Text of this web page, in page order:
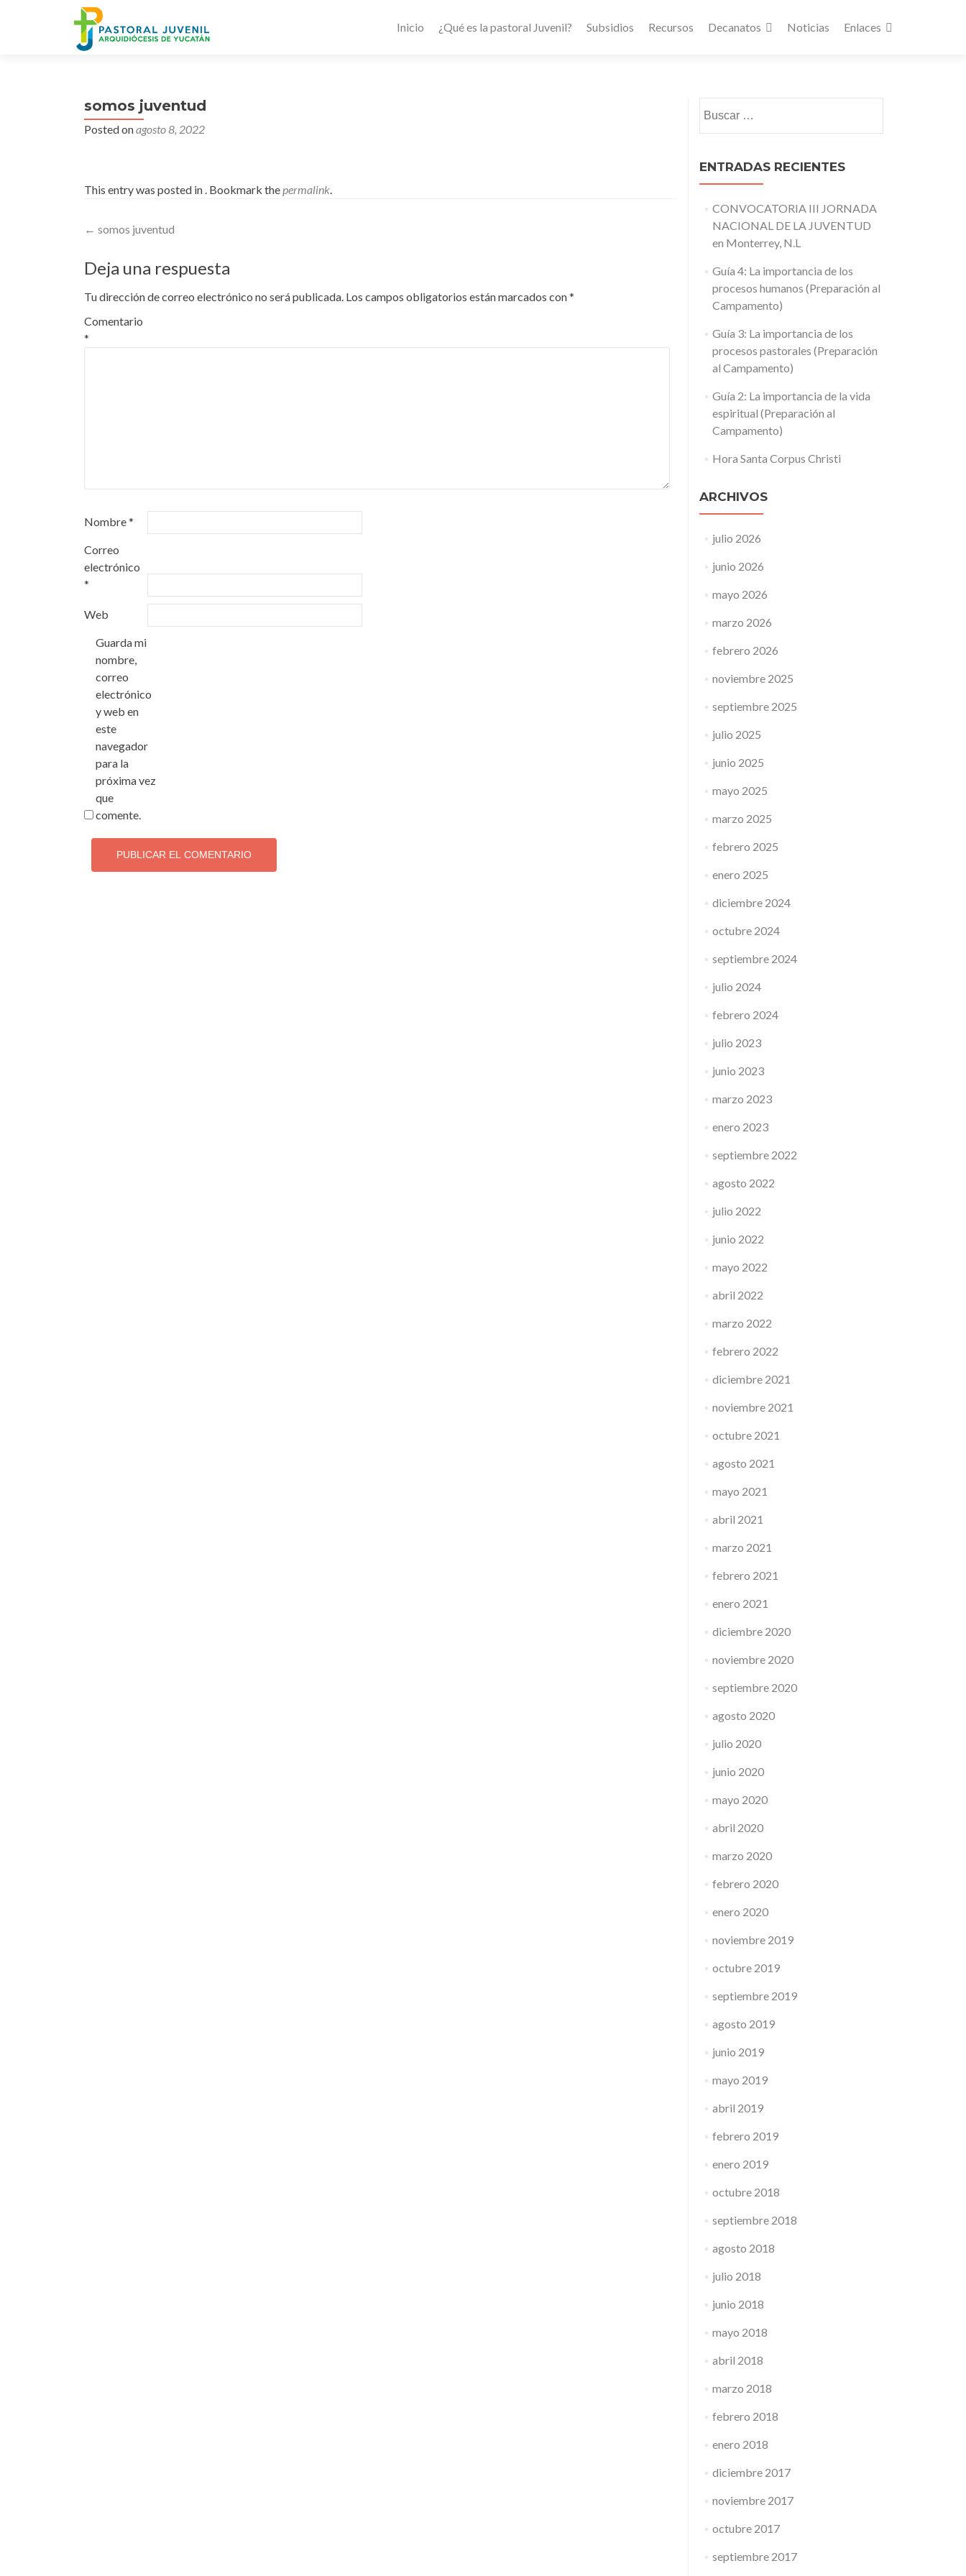
Inicio ¿Qué es la pastoral Juvenil? Subsidios Recursos Decanatos Noticias Enlaces
somos juventud
Posted onagosto 8, 2022
This entry was posted in . Bookmark thepermalink.
Post
navigation
← somos juventud
Deja una respuesta
Tu dirección de correo electrónico no será publicada. Los campos obligatorios están marcados con*
Comentario
*
Nombre*
Correo
electrónico
*
Web
Guarda mi
nombre,
correo
electrónico
y web en
este
navegador
para la
próxima vez
que
comente.
ENTRADAS RECIENTES
CONVOCATORIA III JORNADA
NACIONAL DE LA JUVENTUD
en Monterrey, N.L
Guía 4: La importancia de los
procesos humanos (Preparación al
Campamento)
Guía 3: La importancia de los
procesos pastorales (Preparación
al Campamento)
Guía 2: La importancia de la vida
espiritual (Preparación al
Campamento)
Hora Santa Corpus Christi
ARCHIVOS
julio 2026
junio 2026
mayo 2026
marzo 2026
febrero 2026
noviembre 2025
septiembre 2025
julio 2025
junio 2025
mayo 2025
marzo 2025
febrero 2025
enero 2025
diciembre 2024
octubre 2024
septiembre 2024
julio 2024
febrero 2024
julio 2023
junio 2023
marzo 2023
enero 2023
septiembre 2022
agosto 2022
julio 2022
junio 2022
mayo 2022
abril 2022
marzo 2022
febrero 2022
diciembre 2021
noviembre 2021
octubre 2021
agosto 2021
mayo 2021
abril 2021
marzo 2021
febrero 2021
enero 2021
diciembre 2020
noviembre 2020
septiembre 2020
agosto 2020
julio 2020
junio 2020
mayo 2020
abril 2020
marzo 2020
febrero 2020
enero 2020
noviembre 2019
octubre 2019
septiembre 2019
agosto 2019
junio 2019
mayo 2019
abril 2019
febrero 2019
enero 2019
octubre 2018
septiembre 2018
agosto 2018
julio 2018
junio 2018
mayo 2018
abril 2018
marzo 2018
febrero 2018
enero 2018
diciembre 2017
noviembre 2017
octubre 2017
septiembre 2017